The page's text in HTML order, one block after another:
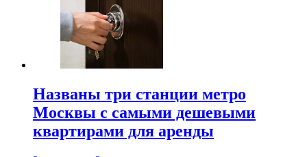
Названы три станции метро
Москвы с самыми дешевыми
квартирами для аренды